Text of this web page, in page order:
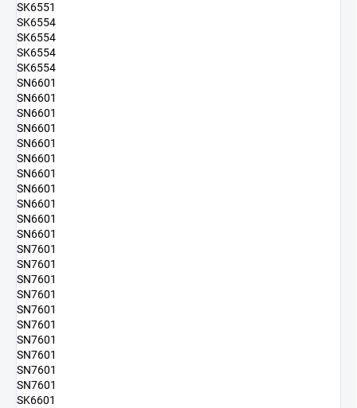
SK6551
SK6554
SK6554
SK6554
SK6554
SN6601
SN6601
SN6601
SN6601
SN6601
SN6601
SN6601
SN6601
SN6601
SN6601
SN6601
SN7601
SN7601
SN7601
SN7601
SN7601
SN7601
SN7601
SN7601
SN7601
SN7601
SK6601